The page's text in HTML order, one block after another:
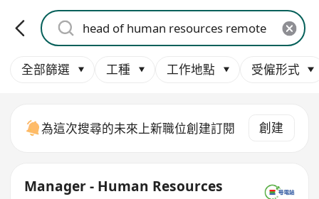
全部篩選 工種 工作地點 受僱形式
為這次搜尋的未來上新職位創建訂閱 創建
Manager - Human Resources